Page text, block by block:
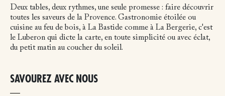
Deux tables, deux rythmes, une seule promesse : faire découvrir
toutes les saveurs de la Provence. Gastronomie étoilée ou
cuisine au feu de bois, à La Bastide comme à La Bergerie, c'est
le Luberon qui dicte la carte, en toute simplicité ou avec éclat,
du petit matin au coucher du soleil.
SAVOUREZ AVEC NOUS